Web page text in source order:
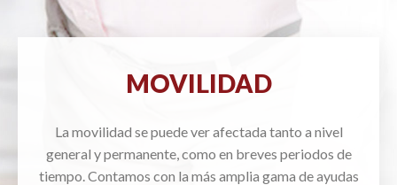
MOVILIDAD
La movilidad se puede ver afectada tanto a nivel
general y permanente, como en breves periodos de
tiempo. Contamos con la más amplia gama de ayudas